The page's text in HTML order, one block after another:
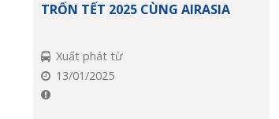
TRỐN TẾT 2025 CÙNG AIRASIA
Xuất phát từ
13/01/2025